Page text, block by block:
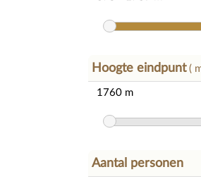
Hoogte eindpunt(
Aantal personen